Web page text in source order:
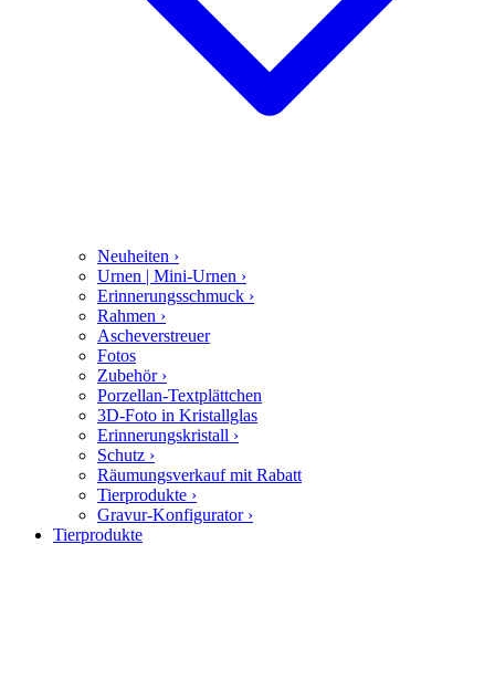
Neuheiten ›
Urnen | Mini-Urnen ›
Erinnerungsschmuck ›
Rahmen ›
Ascheverstreuer
Fotos
Zubehör ›
Porzellan-Textplättchen
3D-Foto in Kristallglas
Erinnerungskristall ›
Schutz ›
Räumungsverkauf mit Rabatt
Tierprodukte ›
Gravur-Konfigurator ›
Tierprodukte